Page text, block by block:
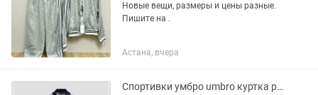
Новые вещи, размеры и цены разные.
Пишите на .
Астана, вчера
Спортивки умбро umbro куртка ретро